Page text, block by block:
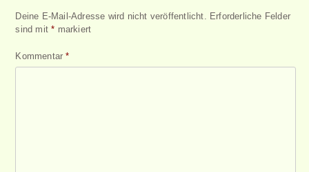
Deine E-Mail-Adresse wird nicht veröffentlicht. Erforderliche Felder
sind mit* markiert
Kommentar*